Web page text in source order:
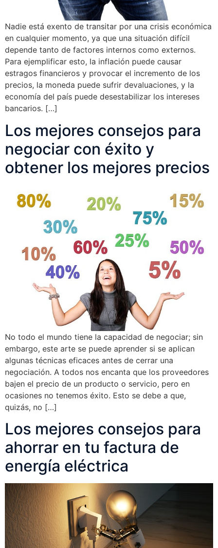
Nadie está exento de transitar por una crisis económica
en cualquier momento, ya que una situación difícil
depende tanto de factores internos como externos.
Para ejemplificar esto, la inflación puede causar
estragos financieros y provocar el incremento de los
precios, la moneda puede sufrir devaluaciones, y la
economía del país puede desestabilizar los intereses
bancarios. […]
Los mejores consejos para
negociar con éxito y
obtener los mejores precios
No todo el mundo tiene la capacidad de negociar; sin
embargo, este arte se puede aprender si se aplican
algunas técnicas eficaces antes de cerrar una
negociación. A todos nos encanta que los proveedores
bajen el precio de un producto o servicio, pero en
ocasiones no tenemos éxito. Esto se debe a que,
quizás, no […]
Los mejores consejos para
ahorrar en tu factura de
energía eléctrica